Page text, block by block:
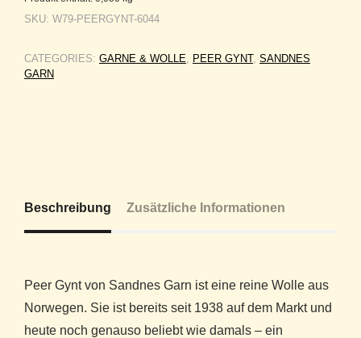
SKU: W79-PEERGYNT-6044
CATEGORIES: GARNE & WOLLE PEER GYNT, SANDNES
GARN
Beschreibung Zusätzliche Informationen
Peer Gynt von Sandnes Garn ist eine reine Wolle aus
Norwegen. Sie ist bereits seit 1938 auf dem Markt und
heute noch genauso beliebt wie damals – ein